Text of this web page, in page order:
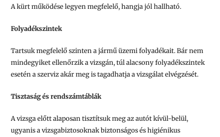
A kürt működése legyen megfelelő, hangja jól hallható.
Folyadékszintek
Tartsuk megfelelő szinten a jármű üzemi folyadékait. Bár nem
mindegyiket ellenőrzik a vizsgán, túl alacsony folyadékszintek
esetén a szerviz akár meg is tagadhatja a vizsgálat elvégzését.
Tisztaság és rendszámtáblák
A vizsga előtt alaposan tisztítsuk meg az autót kívül-belül,
ugyanis a vizsgabiztosoknak biztonságos és higiénikus